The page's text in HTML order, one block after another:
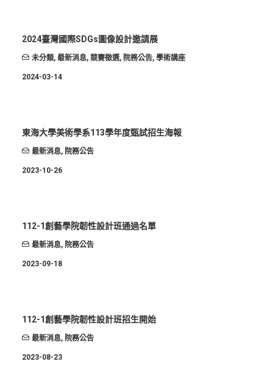
搜尋
2024臺灣國際SDGs圖像設計邀請展
未分類, 最新消息, 競賽徵選, 院務公告, 學術講座
2024-03-14
東海大學美術學系113學年度甄試招生海報
最新消息, 院務公告
2023-10-26
112-1創藝學院韌性設計班通過名單
最新消息, 院務公告
2023-09-18
112-1創藝學院韌性設計班招生開始
最新消息, 院務公告
2023-08-23